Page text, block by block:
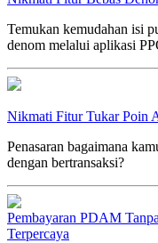
Temukan kemudahan isi
denom melalui aplikasi
Nikmati Fitur Tukar Poin
Penasaran bagaimana
dengan bertransaksi?
Pembayaran PDAM
Terpercaya